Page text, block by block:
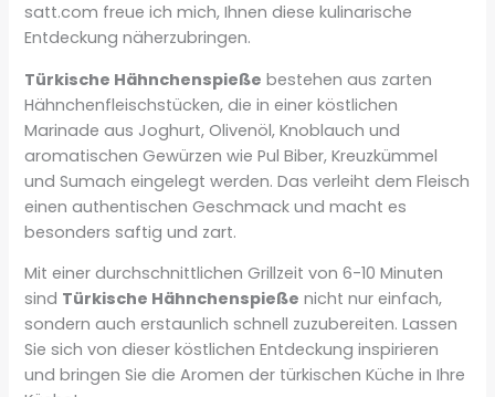
satt.com freue ich mich, Ihnen diese kulinarische
Entdeckung näherzubringen.
Türkische Hähnchenspieße bestehen aus zarten
Hähnchenfleischstücken, die in einer köstlichen
Marinade aus Joghurt, Olivenöl, Knoblauch und
aromatischen Gewürzen wie Pul Biber, Kreuzkümmel
und Sumach eingelegt werden. Das verleiht dem Fleisch
einen authentischen Geschmack und macht es
besonders saftig und zart.
Mit einer durchschnittlichen Grillzeit von 6-10 Minuten
sind Türkische Hähnchenspieße nicht nur einfach,
sondern auch erstaunlich schnell zuzubereiten. Lassen
Sie sich von dieser köstlichen Entdeckung inspirieren
und bringen Sie die Aromen der türkischen Küche in Ihre